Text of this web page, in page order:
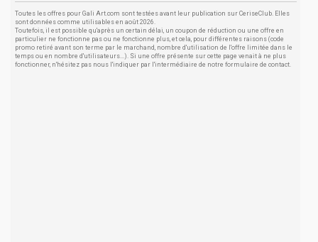
Toutes les offres pour Gali Art.com sont testées avant leur publication sur CeriseClub. Elles
sont données comme utilisables en août 2026.
Toutefois, il est possible qu'après un certain délai, un coupon de réduction ou une offre en
particulier ne fonctionne pas ou ne fonctionne plus, et cela, pour différentes raisons (code
promo retiré avant son terme par le marchand, nombre d'utilisation de l'offre limitée dans le
temps ou en nombre d'utilisateurs...). Si une offre présente sur cette page venait à ne plus
fonctionner, n'hésitez pas nous l'indiquer par l'intermédiaire de notre formulaire de contact.